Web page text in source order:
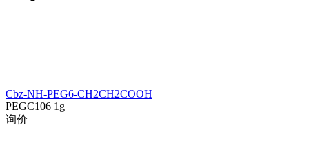
Cbz-NH-PEG6-CH2CH2COOH
PEGC106 1g
询价